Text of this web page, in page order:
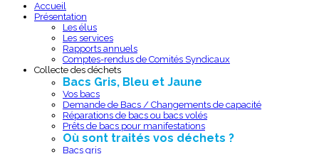
Accueil
Présentation
Les élus
Les services
Rapports annuels
Comptes-rendus de Comités Syndicaux
Collecte des déchets
Bacs Gris, Bleu et Jaune
Vos bacs
Demande de Bacs / Changements de capacité
Réparations de bacs ou bacs volés
Prêts de bacs pour manifestations
Où sont traités vos déchets ?
Bacs gris